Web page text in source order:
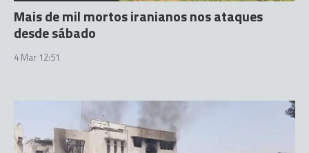
Mais de mil mortos iranianos nos ataques
desde sábado
4 Mar 12:51